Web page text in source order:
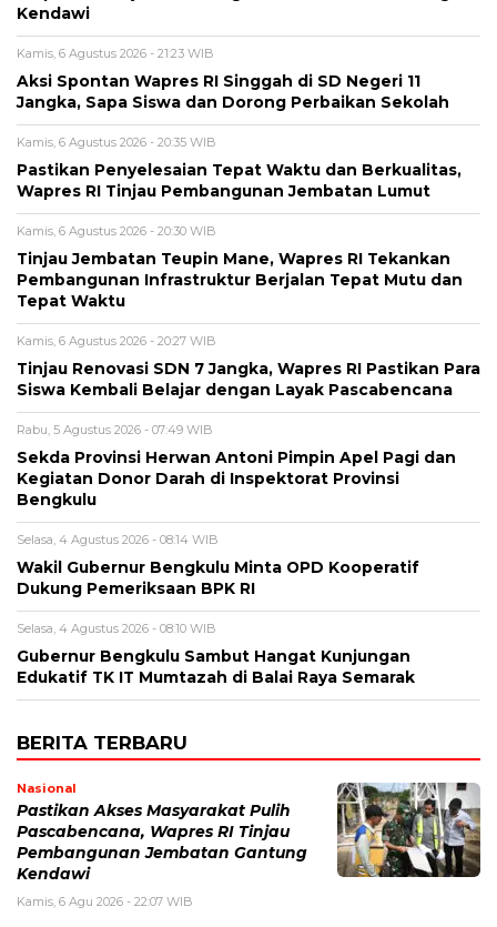
Kendawi
Kamis, 6 Agustus 2026 - 21:23 WIB
Aksi Spontan Wapres RI Singgah di SD Negeri 11
Jangka, Sapa Siswa dan Dorong Perbaikan Sekolah
Kamis, 6 Agustus 2026 - 20:35 WIB
Pastikan Penyelesaian Tepat Waktu dan Berkualitas,
Wapres RI Tinjau Pembangunan Jembatan Lumut
Kamis, 6 Agustus 2026 - 20:30 WIB
Tinjau Jembatan Teupin Mane, Wapres RI Tekankan
Pembangunan Infrastruktur Berjalan Tepat Mutu dan
Tepat Waktu
Kamis, 6 Agustus 2026 - 20:27 WIB
Tinjau Renovasi SDN 7 Jangka, Wapres RI Pastikan Para
Siswa Kembali Belajar dengan Layak Pascabencana
Rabu, 5 Agustus 2026 - 07:49 WIB
Sekda Provinsi Herwan Antoni Pimpin Apel Pagi dan
Kegiatan Donor Darah di Inspektorat Provinsi
Bengkulu
Selasa, 4 Agustus 2026 - 08:14 WIB
Wakil Gubernur Bengkulu Minta OPD Kooperatif
Dukung Pemeriksaan BPK RI
Selasa, 4 Agustus 2026 - 08:10 WIB
Gubernur Bengkulu Sambut Hangat Kunjungan
Edukatif TK IT Mumtazah di Balai Raya Semarak
BERITA TERBARU
Nasional
Pastikan Akses Masyarakat Pulih
Pascabencana, Wapres RI Tinjau
Pembangunan Jembatan Gantung
Kendawi
Kamis, 6 Agu 2026 - 22:07 WIB